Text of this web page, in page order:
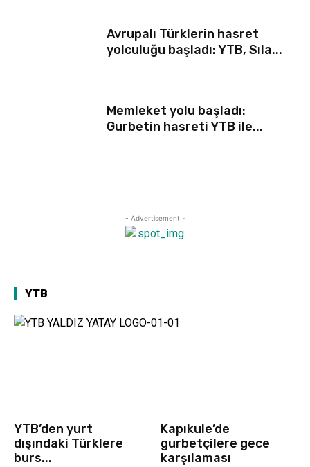
Avrupalı Türklerin hasret
yolculuğu başladı: YTB, Sıla...
Memleket yolu başladı:
Gurbetin hasreti YTB ile...
- Advertisement -
YTB
YTB’den yurt
dışındaki Türklere
burs...
Kapıkule’de
gurbetçilere gece
karşılaması